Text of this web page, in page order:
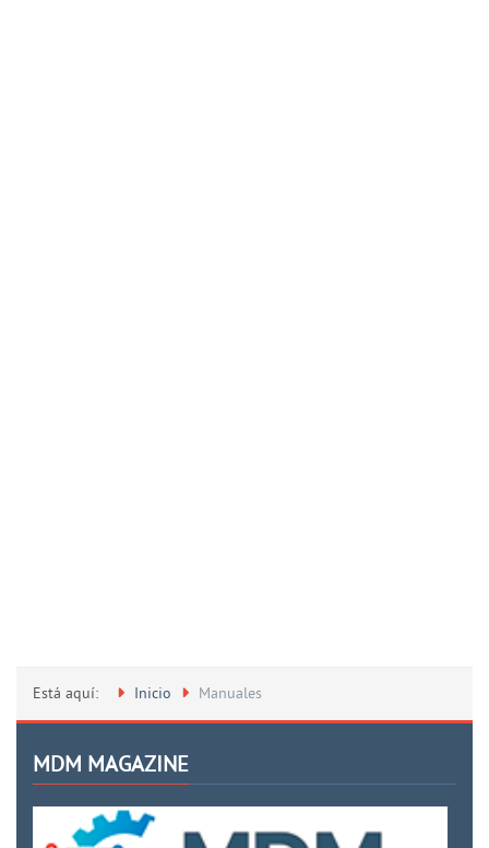
Está aquí: Inicio Manuales
MDM MAGAZINE